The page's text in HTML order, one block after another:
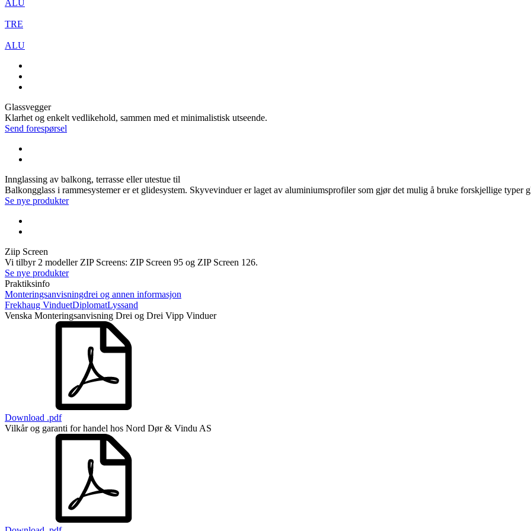
ALU
TRE
ALU
Glassvegger
Klarhet og enkelt vedlikehold, sammen med et minimalistisk utseende.
Send forespørsel
Innglassing av balkong, terrasse eller utestue til
Balkongglass i rammesystemer er et glidesystem. Skyvevinduer er laget av aluminiumsprofiler som gjør det mulig å bruke forskjellige typer
Se nye produkter
Ziip Screen
Vi tilbyr 2 modeller ZIP Screens: ZIP Screen 95 og ZIP Screen 126.
Se nye produkter
Praktiksinfo
Monteringsanvisningdrei og annen informasjon
Frekhaug VinduetDiplomatLyssand
Venska Monteringsanvisning Drei og Drei Vipp Vinduer
Download .pdf
Vilkår og garanti for handel hos Nord Dør & Vindu AS